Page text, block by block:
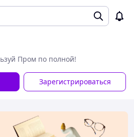
Пром по полной!
Зарегистрироваться